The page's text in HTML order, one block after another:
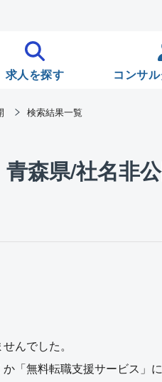
求人を探す コンサ
青森県/社名非
んでした。
「無料転職支援サービス」に
検索結果一覧